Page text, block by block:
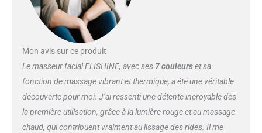
Mon avis sur ce produit
Le masseur facial ELISHINE, avec ses 7 couleurset sa
fonction de massage vibrant et thermique, a été une véritable
découverte pour moi. J’ai ressenti une détente incroyable dès
la première utilisation, grâce à la lumière rouge et au massage
chaud, qui contribuent vraiment au lissage des rides. Il me